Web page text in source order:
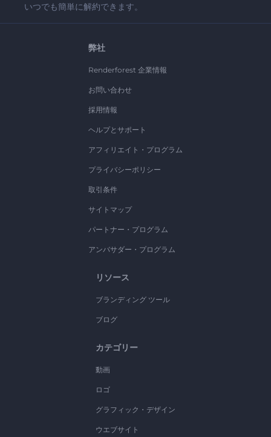
いつでも簡単に解約できます。
弊社
Renderforest 企業情報
お問い合わせ
採用情報
ヘルプとサポート
アフィリエイト・プログラム
プライバシーポリシー
取引条件
サイトマップ
パートナー・プログラム
アンバサダー・プログラム
リソース
ブランディング ツール
ブログ
カテゴリー
動画
ロゴ
グラフィック・デザイン
ウエブサイト